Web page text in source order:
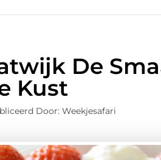
De
Kust
Door: Weekjesafari